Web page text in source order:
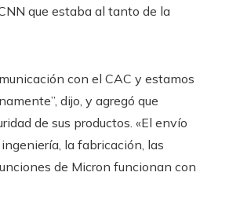
que estaba al tanto de la
con el CAC y estamos
dijo, y agregó que
de sus productos. «El envío
la fabricación, las
de Micron funcionan con